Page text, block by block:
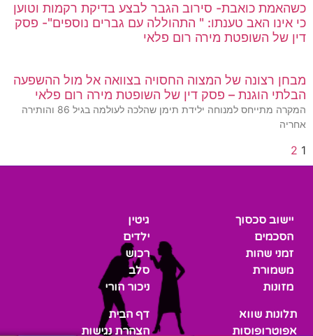
כשהאמת כואבת- סירוב הגבר לבצע בדיקת רקמות וטוען
כי אינו האב טענתו: " התהוללה עם גברים נוספים"- פסק
דין של השופטת מירה רום פלאי
מבחן רצונה של המצוה החסויה בצוואה אל מול ההשפעה
הבלתי הוגנת – פסק דין של השופטת מירה רום פלאי
המקרה מתייחס למנוחה ילידת תימן שהלכה לעולמה בגיל 86 והותירה
אחריה
1
2
יישוב סכסוך
הסכמים
זמני שהות
משמורת
מזונות
גיטין
ילדים
רכוש
סלב
ניכור הורי
תלונות שווא
אפוטרופוסות
דף הבית
הצהרת נגישות